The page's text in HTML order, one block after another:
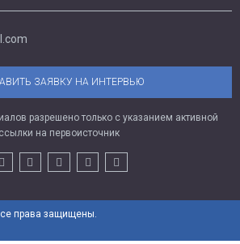
ЗАЯВКУ НА ИНТЕРВЬЮ
разрешено только с указанием активной
ссылки на первоисточник
права защищены.